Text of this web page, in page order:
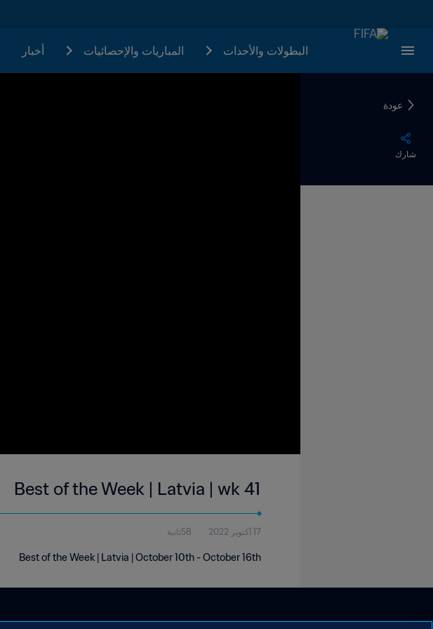
البطولات والأحدات المباريات والإحصائيات أخبار
عودة
شارك
Best of the Week | Latvia | wk 41
17 أكتوبر 2022 58ثانية
Best of the Week | Latvia | October 10th - October 16th